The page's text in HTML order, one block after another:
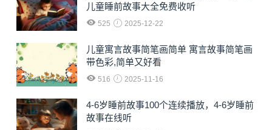
儿童睡前故事大全免费收听
525 2025-12-22
儿童寓言故事简笔画简单 寓言故事简笔画
带色彩,简单又好看
516 2025-11-16
4-6岁睡前故事100个连续播放，4-6岁睡前
故事在线听